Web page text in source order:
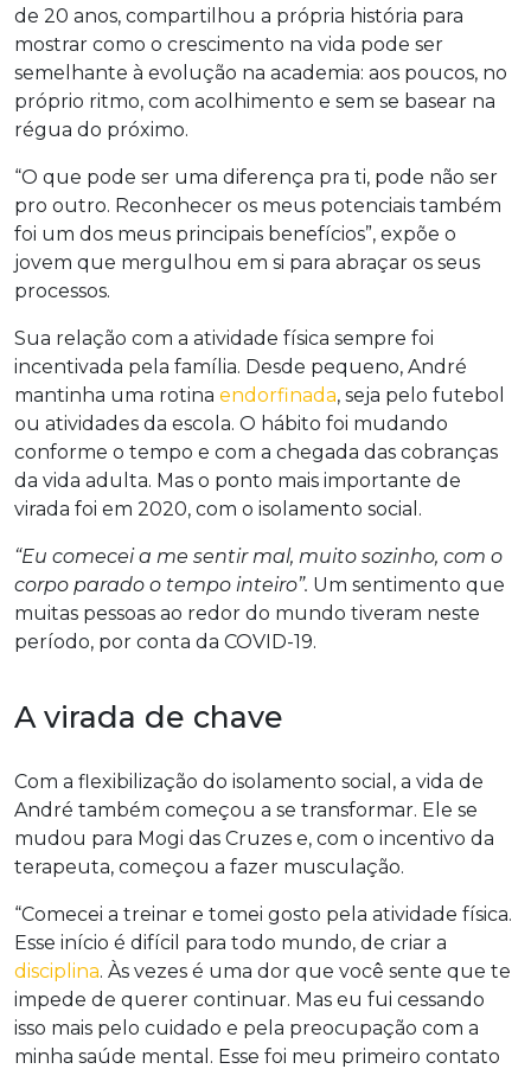
de 20 anos, compartilhou a própria história para
mostrar como o crescimento na vida pode ser
semelhante à evolução na academia: aos poucos, no
próprio ritmo, com acolhimento e sem se basear na
régua do próximo.
“O que pode ser uma diferença pra ti, pode não ser
pro outro. Reconhecer os meus potenciais também
foi um dos meus principais benefícios”, expõe o
jovem que mergulhou em si para abraçar os seus
processos.
Sua relação com a atividade física sempre foi
incentivada pela família. Desde pequeno, André
mantinha uma rotina endorfinada, seja pelo futebol
ou atividades da escola. O hábito foi mudando
conforme o tempo e com a chegada das cobranças
da vida adulta. Mas o ponto mais importante de
virada foi em 2020, com o isolamento social.
“Eu comecei a me sentir mal, muito sozinho, com o
corpo parado o tempo inteiro”. Um sentimento que
muitas pessoas ao redor do mundo tiveram neste
período, por conta da COVID-19.
A virada de chave
Com a flexibilização do isolamento social, a vida de
André também começou a se transformar. Ele se
mudou para Mogi das Cruzes e, com o incentivo da
terapeuta, começou a fazer musculação.
“Comecei a treinar e tomei gosto pela atividade física.
Esse início é difícil para todo mundo, de criar a
disciplina. Às vezes é uma dor que você sente que te
impede de querer continuar. Mas eu fui cessando
isso mais pelo cuidado e pela preocupação com a
minha saúde mental. Esse foi meu primeiro contato